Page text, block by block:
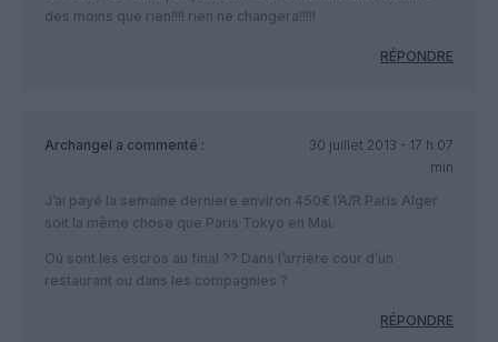
des moins que rien!!!! rien ne changera!!!!!
RÉPONDRE
Archangel a commenté :
30 juillet 2013 - 17 h 07
min
J’ai payé la semaine derniere environ 450€ l’A/R Paris Alger
soit la même chose que Paris Tokyo en Mai.
Où sont les escros au final ?? Dans l’arriére cour d’un
restaurant ou dans les compagnies ?
RÉPONDRE